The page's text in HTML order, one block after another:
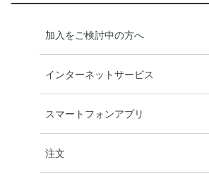
加入をご検討中の方へ
インターネットサービス
スマートフォンアプリ
注文